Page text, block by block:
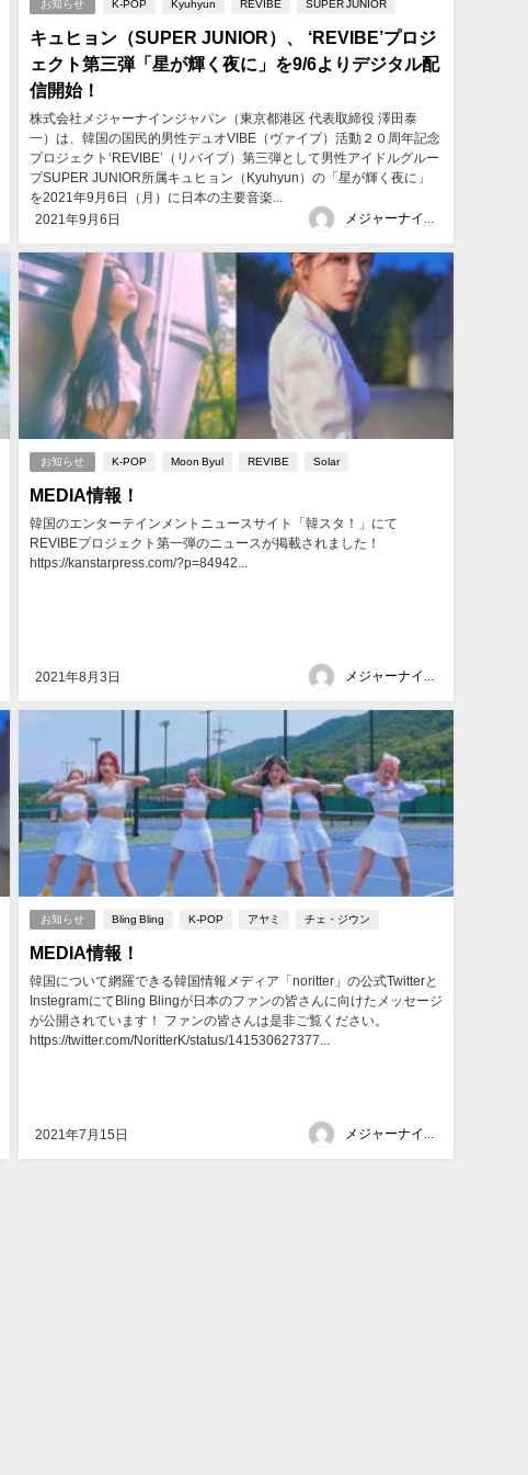
お知らせ K-POP Kyuhyun REVIBE SUPER JUNIOR
​​キュヒョン（SUPER JUNIOR）、 ‘REVIBE’プロジ
ェクト第三弾「星が輝く夜に」を9/6よりデジタル配
信開始！
​​株式会社メジャーナインジャパン（東京都港区 代表取締役 澤田泰
一）は、韓国の国民的男性デュオVIBE（ヴァイブ）活動２０周年記念
プロジェクト‘REVIBE’（リバイブ）第三弾として男性アイドルグルー
プSUPER JUNIOR所属キュヒョン（Kyuhyun）の「星が輝く夜に」
を2021年9月6日（月）に日本の主要音楽...
2021年9月6日
お知らせ K-POP Moon Byul REVIBE Solar
MEDIA情報！
韓国のエンターテインメントニュースサイト「韓スタ！」にて
REVIBEプロジェクト第一弾のニュースが掲載されました！
https://kanstarpress.com/?p=84942...
2021年8月3日
お知らせ Bling Bling K-POP アヤミ チェ・ジウン
MEDIA情報！
韓国について網羅できる韓国情報メディア「noritter」の公式Twitterと
InstegramにてBling Blingが日本のファンの皆さんに向けたメッセージ
が公開されています！ ファンの皆さんは是非ご覧ください。
https://twitter.com/NoritterK/status/141530627377...
2021年7月15日